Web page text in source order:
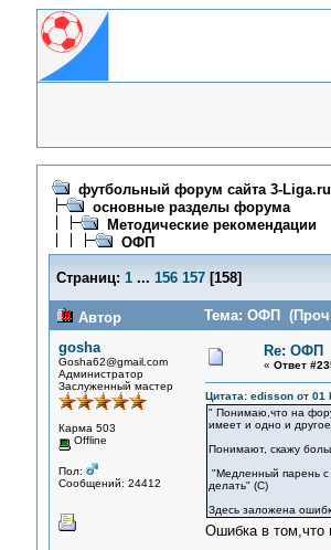
футбольный форум сайта 3-Liga.ru
основные разделы форума
Методические рекомендации
ОФП
Страниц: 1 ... 156 157[158]
Автор
Тема: ОФП
gosha
Gosha62@gmail.com
Администратор
Заслуженный мастер
Карма 503
Offline
Пол:
Сообщений: 24412
Re: ОФП
« Ответ
Цитата: edisson от 01
" Понимаю,что на
имеет и одно и
Понимают, скажу
"Медленный парень с
делать" (С)
Здесь заложена
Ошибка в том,что